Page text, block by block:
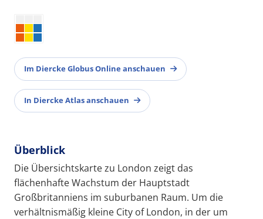
Im Diercke Globus Online anschauen
In Diercke Atlas anschauen
Überblick
Die Übersichtskarte zu London zeigt das
flächenhafte Wachstum der Hauptstadt
Großbritanniens im suburbanen Raum. Um die
verhältnismäßig kleine City of London, in der um